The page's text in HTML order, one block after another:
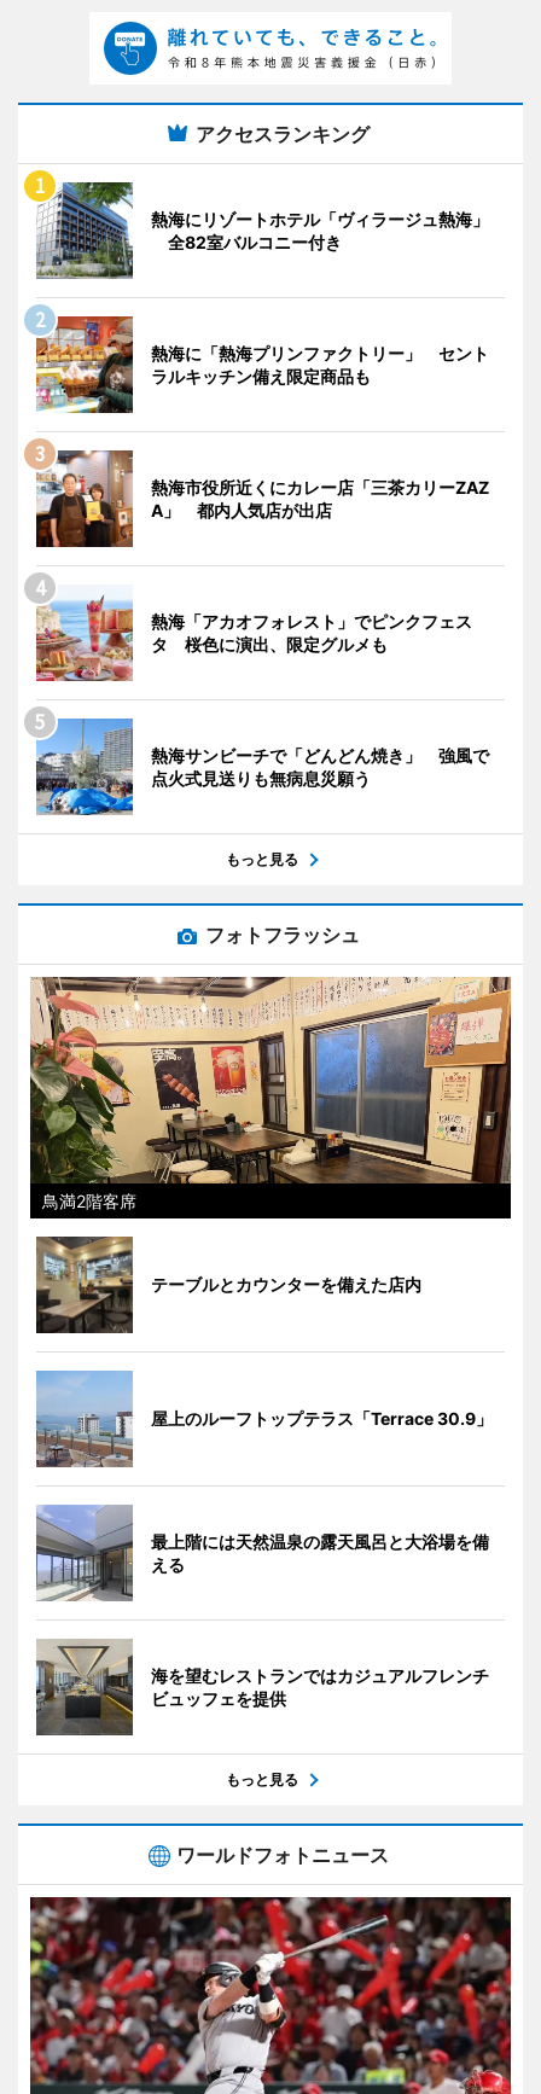
アクセスランキング
熱海にリゾートホテル「ヴィラージュ熱海」
全82室バルコニー付き
熱海に「熱海プリンファクトリー」 セント
ラルキッチン備え限定商品も
熱海市役所近くにカレー店「三茶カリーZAZ
A」 都内人気店が出店
熱海「アカオフォレスト」でピンクフェス
タ 桜色に演出、限定グルメも
熱海サンビーチで「どんどん焼き」 強風で
点火式見送りも無病息災願う
もっと見る
フォトフラッシュ
鳥満2階客席
テーブルとカウンターを備えた店内
屋上のルーフトップテラス「Terrace 30.9」
最上階には天然温泉の露天風呂と大浴場を備
える
海を望むレストランではカジュアルフレンチ
ビュッフェを提供
もっと見る
ワールドフォトニュース